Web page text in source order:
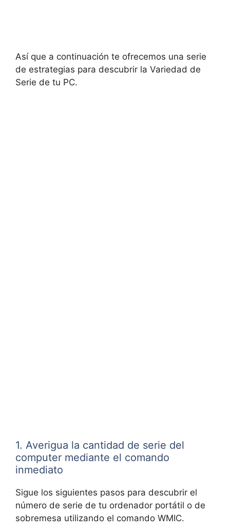
Así que a continuación te ofrecemos una serie
de estrategias para descubrir la Variedad de
Serie de tu PC.
1. Averigua la cantidad de serie del
computer mediante el comando
inmediato
Sigue los siguientes pasos para descubrir el
número de serie de tu ordenador portátil o de
sobremesa utilizando el comando WMIC.